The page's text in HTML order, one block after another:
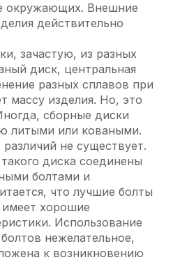
окружающих. Внешние
действительно
зачастую, из разных
диск, центральная
разных сплавов при
массу изделия. Но, это
сборные диски
литыми или коваными.
не существует.
диска соединены
болтами и
что лучшие болты
хорошие
Использование
нежелательное,
к возникновению